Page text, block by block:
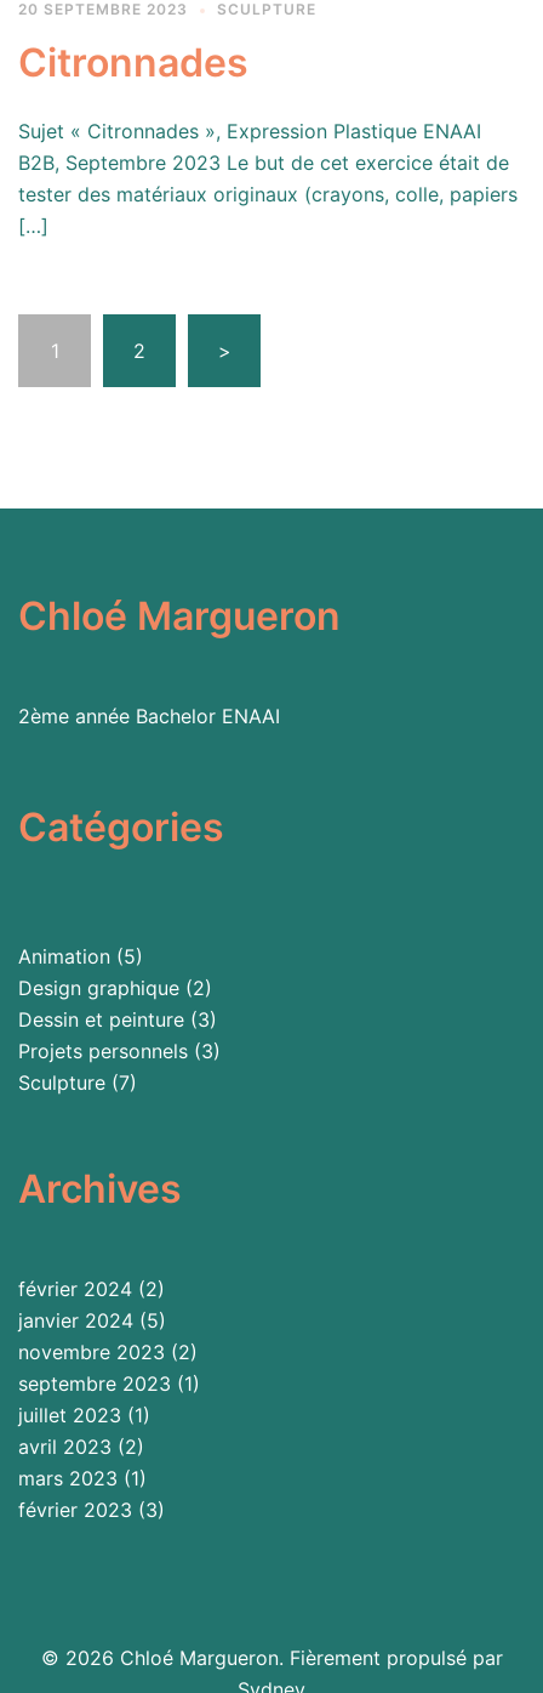
20 SEPTEMBRE 2023 SCULPTURE
Citronnades
Sujet « Citronnades », Expression Plastique ENAAI
B2B, Septembre 2023 Le but de cet exercice était de
tester des matériaux originaux (crayons, colle, papiers
[…]
des
publications
1 2 >
Chloé Margueron
2ème année Bachelor ENAAI
Catégories
Animation (5)
Design graphique (2)
Dessin et peinture (3)
Projets personnels (3)
Sculpture (7)
Archives
février 2024 (2)
janvier 2024 (5)
novembre 2023 (2)
septembre 2023 (1)
juillet 2023 (1)
avril 2023 (2)
mars 2023 (1)
février 2023 (3)
© 2026 Chloé Margueron. Fièrement propulsé par